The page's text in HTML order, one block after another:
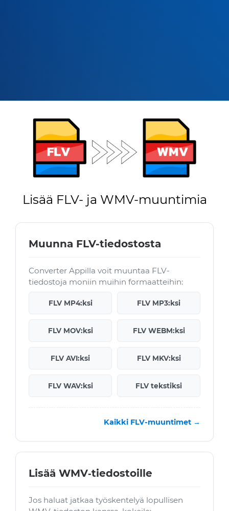
Lisää FLV- ja WMV-muuntimia
Muunna FLV-tiedostosta
Converter Appilla voit muuntaa FLV-
tiedostoja moniin muihin formaatteihin:
FLV MP4:ksi FLV MP3:ksi
FLV MOV:ksi FLV WEBM:ksi
FLV AVI:ksi FLV MKV:ksi
FLV WAV:ksi FLV tekstiksi
Kaikki FLV-muuntimet →
Lisää WMV‑tiedostoille
Jos haluat jatkaa työskentelyä lopullisen